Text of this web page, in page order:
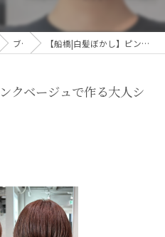
ブログ 【船橋|白髪ぼかし】ピンクベージュで作る大人ショートボブ
クベージュで作る大人シ